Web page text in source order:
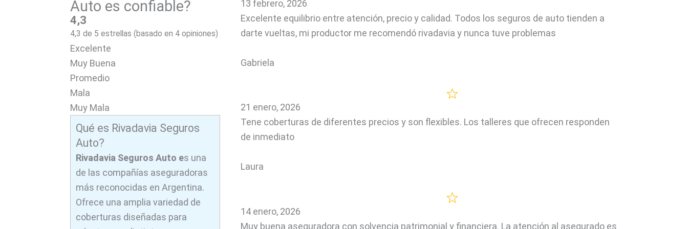
Auto es confiable?
4,3
4,3 de 5 estrellas (basado en 4 opiniones)
Excelente
Muy Buena
Promedio
Mala
Muy Mala
Qué es Rivadavia Seguros
Auto?
Rivadavia Seguros Auto es una
de las compañías aseguradoras
más reconocidas en Argentina.
Ofrece una amplia variedad de
coberturas diseñadas para
13 febrero, 2026
Excelente equilibrio entre atención, precio y calidad. Todos los seguros de auto tienden a
darte vueltas, mi productor me recomendó rivadavia y nunca tuve problemas
Gabriela
21 enero, 2026
Tene coberturas de diferentes precios y son flexibles. Los talleres que ofrecen responden
de inmediato
Laura
14 enero, 2026
Muy buena aseguradora con solvencia patrimonial y financiera. La atención al asegurado es